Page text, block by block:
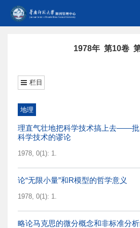
1978年 第10卷
栏目
地理
理直气壮地把科学技术搞上去——批
科学技术的谬论
1978, 0(1): 1.
论“无限小量”和R模型的哲学意义
1978, 0(1): 1.
略论马克思的微分概念和非标准分